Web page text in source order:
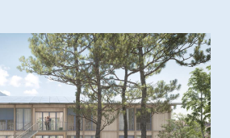
cours Construit
Santé Rénovation
Sport Urbanisme